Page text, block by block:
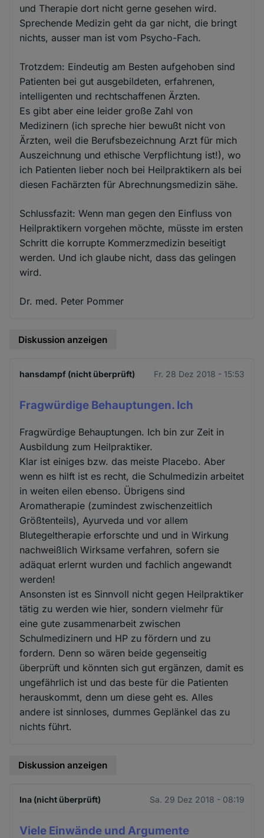
und Therapie dort nicht gerne gesehen wird.
Sprechende Medizin geht da gar nicht, die bringt
nichts, ausser man ist vom Psycho-Fach.
Trotzdem: Eindeutig am Besten aufgehoben sind
Patienten bei gut ausgebildeten, erfahrenen,
intelligenten und rechtschaffenen Ärzten.
Es gibt aber eine leider große Zahl von
Medizinern (ich spreche hier bewußt nicht von
Ärzten, weil die Berufsbezeichnung Arzt für mich
Auszeichnung und ethische Verpflichtung ist!), wo
ich Patienten lieber noch bei Heilpraktikern als bei
diesen Fachärzten für Abrechnungsmedizin sähe.
Schlussfazit: Wenn man gegen den Einfluss von
Heilpraktikern vorgehen möchte, müsste im ersten
Schritt die korrupte Kommerzmedizin beseitigt
werden. Und ich glaube nicht, dass das gelingen
wird.
Dr. med. Peter Pommer
Diskussion anzeigen
hansdampf (nicht überprüft) Fr. 28 Dez 2018 - 15:53
Fragwürdige Behauptungen. Ich
Fragwürdige Behauptungen. Ich bin zur Zeit in
Ausbildung zum Heilpraktiker.
Klar ist einiges bzw. das meiste Placebo. Aber
wenn es hilft ist es recht, die Schulmedizin arbeitet
in weiten eilen ebenso. Übrigens sind
Aromatherapie (zumindest zwischenzeitlich
Größtenteils), Ayurveda und vor allem
Blutegeltherapie erforschte und und in Wirkung
nachweißlich Wirksame verfahren, sofern sie
adäquat erlernt wurden und fachlich angewandt
werden!
Ansonsten ist es Sinnvoll nicht gegen Heilpraktiker
tätig zu werden wie hier, sondern vielmehr für
eine gute zusammenarbeit zwischen
Schulmedizinern und HP zu fördern und zu
fordern. Denn so wären beide gegenseitig
überprüft und könnten sich gut ergänzen, damit es
ungefährlich ist und das beste für die Patienten
herauskommt, denn um diese geht es. Alles
andere ist sinnloses, dummes Geplänkel das zu
nichts führt.
Diskussion anzeigen
Ina (nicht überprüft) Sa. 29 Dez 2018 - 08:19
Viele Einwände und Argumente